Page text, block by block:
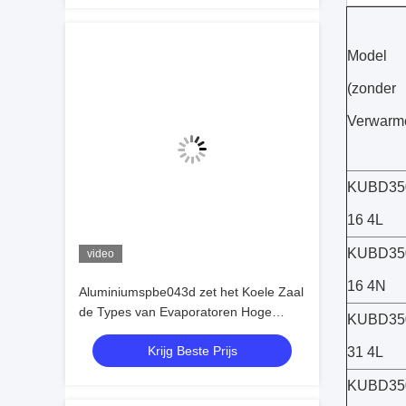
video
Aluminiumspbe043d zet het Koele Zaal
de Types van Evaporatoren Hoge
Middelgrote Lage Temperatuur Venster
op
Krijg Beste Prijs
Model
(zonder
16 4L
16 4N
31 4L